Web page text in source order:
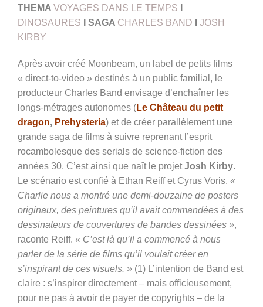
THEMA VOYAGES DANS LE TEMPS
DINOSAURES
SAGA CHARLES BAND
JOSH
KIRBY
Après avoir créé Moonbeam, un label de petits films
« direct-to-video » destinés à un public familial, le
producteur Charles Band envisage d’enchaîner les
longs-métrages autonomes (Le Château du petit
dragon, Prehysteria) et de créer parallèlement une
grande saga de films à suivre reprenant l’esprit
rocambolesque des serials de science-fiction des
années 30. C’est ainsi que naît le projetJosh Kirby.
Le scénario est confié à Ethan Reiff et Cyrus Voris. «
Charlie nous a montré une demi-douzaine de posters
originaux, des peintures qu’il avait commandées à des
dessinateurs de couvertures de bandes dessinées »,
raconte Reiff. « C’est là qu’il a commencé à nous
parler de la série de films qu’il voulait créer en
s’inspirant de ces visuels. » (1) L’intention de Band est
claire : s’inspirer directement – mais officieusement,
pour ne pas à avoir de payer de copyrights – de la